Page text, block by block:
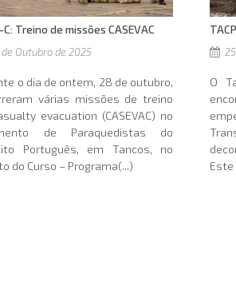
C: Treino de missões CASEVAC
de Outubro de 2025
o dia de ontem, 28 de outubro,
várias missões de treino
evacuation (CASEVAC) no
de Paraquedistas do
Português, em Tancos, no
do Curso – Programa(...)
O
Este